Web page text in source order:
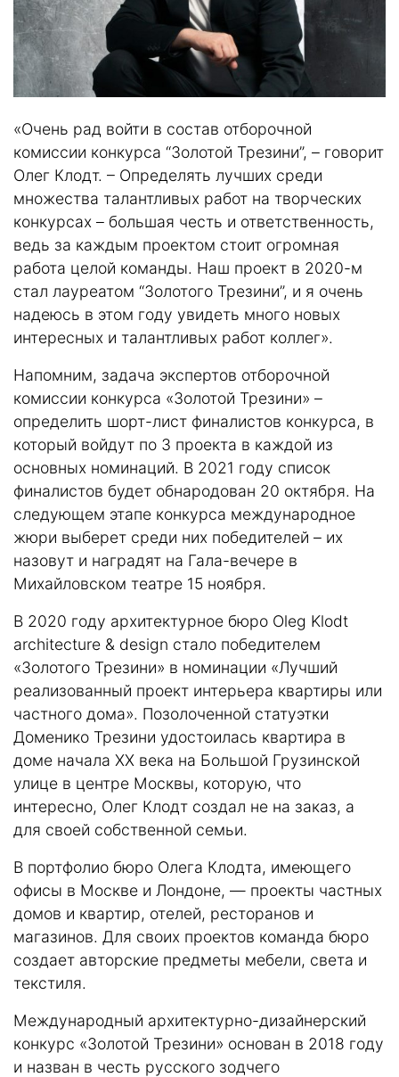
«Очень рад войти в состав отборочной
комиссии конкурса “Золотой Трезини”, – говорит
Олег Клодт. – Определять лучших среди
множества талантливых работ на творческих
конкурсах – большая честь и ответственность,
ведь за каждым проектом стоит огромная
работа целой команды. Наш проект в 2020-м
стал лауреатом “Золотого Трезини”, и я очень
надеюсь в этом году увидеть много новых
интересных и талантливых работ коллег».
Напомним, задача экспертов отборочной
комиссии конкурса «Золотой Трезини» –
определить шорт-лист финалистов конкурса, в
который войдут по 3 проекта в каждой из
основных номинаций. В 2021 году список
финалистов будет обнародован 20 октября. На
следующем этапе конкурса международное
жюри выберет среди них победителей – их
назовут и наградят на Гала-вечере в
Михайловском театре 15 ноября.
В 2020 году архитектурное бюро Oleg Klodt
architecture & design стало победителем
«Золотого Трезини» в номинации «Лучший
реализованный проект интерьера квартиры или
частного дома». Позолоченной статуэтки
Доменико Трезини удостоилась квартира в
доме начала XX века на Большой Грузинской
улице в центре Москвы, которую, что
интересно, Олег Клодт создал не на заказ, а
для своей собственной семьи.
В портфолио бюро Олега Клодта, имеющего
офисы в Москве и Лондоне, — проекты частных
домов и квартир, отелей, ресторанов и
магазинов. Для своих проектов команда бюро
создает авторские предметы мебели, света и
текстиля.
Международный архитектурно-дизайнерский
конкурс «Золотой Трезини» основан в 2018 году
и назван в честь русского зодчего